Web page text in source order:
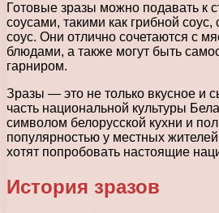
Готовые зразы можно подавать к
соусами, такими как грибной
соус. Они отлично сочетаются с
блюдами, а также могут быть
гарниром.
Зразы — это не только вкусное и
часть национальной культуры
символом белорусской кухни и
популярностью у местных
хотят попробовать настоящие
История зразов